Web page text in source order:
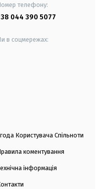
телефону:
044 390 5077
в соцмережах:
Користувача Спільноти
коментування
інформація